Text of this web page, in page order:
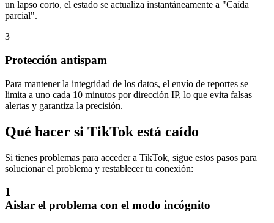
un lapso corto, el estado se actualiza instantáneamente a "Caída
parcial".
3
Protección antispam
Para mantener la integridad de los datos, el envío de reportes se
limita a uno cada 10 minutos por dirección IP, lo que evita falsas
alertas y garantiza la precisión.
Qué hacer si TikTok está caído
Si tienes problemas para acceder a TikTok, sigue estos pasos para
solucionar el problema y restablecer tu conexión:
1
Aislar el problema con el modo incógnito